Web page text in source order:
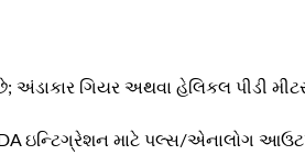
ગિયર અથવા હેલિકલ પીડી
ઇન્ટિગ્રેશન માટે પલ્સ/એનાલોગ